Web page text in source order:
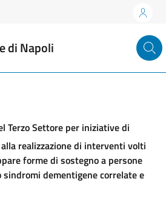
di Napoli
Terzo Settore per iniziative di
realizzazione di interventi volti
forme di sostegno a persone
dementigene correlate e